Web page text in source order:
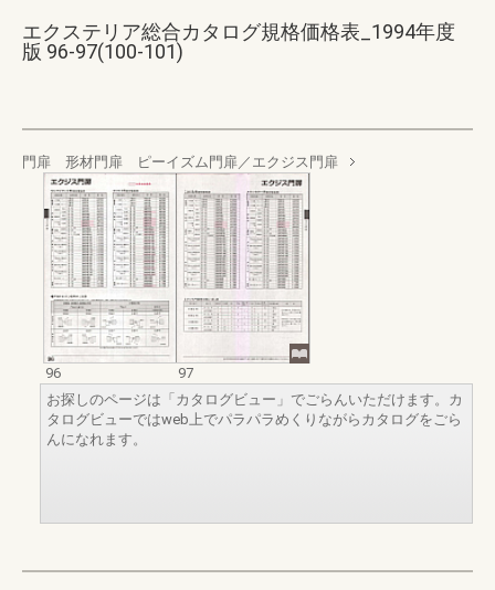
エクステリア総合カタログ規格価格表_1994年度
版 96-97(100-101)
門扉 形材門扉 ピーイズム門扉／エクジス門扉
96
97
お探しのページは「カタログビュー」でごらんいただけます。カ
タログビューではweb上でパラパラめくりながらカタログをごら
んになれます。